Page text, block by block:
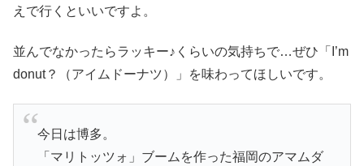
えで行くといいですよ。
並んでなかったらラッキー♪くらいの気持ちで…ぜひ「I’m
donut？（アイムドーナツ）」を味わってほしいです。
今日は博多。
「マリトッツォ」ブームを作った福岡のアマムダ